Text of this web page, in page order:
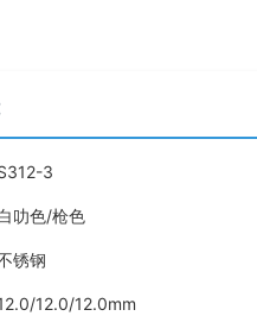
3
叻色/枪色
锈钢
12.0/12.0mm